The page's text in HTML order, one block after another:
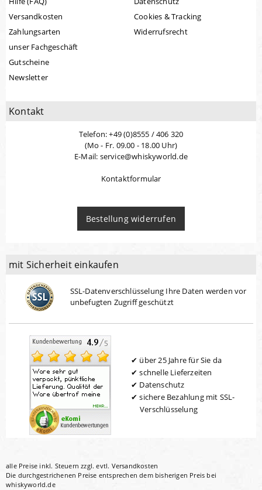
Versandkosten
Zahlungsarten
unser Fachgeschäft
Gutscheine
Newsletter
Cookies & Tracking
Widerrufsrecht
Kontakt
Telefon: +49 (0)8555 / 406 320
(Mo - Fr. 09.00 - 18.00 Uhr)
E-Mail: service@whiskyworld.de
Kontaktformular
Bestellung widerrufen
mit Sicherheit einkaufen
SSL-Datenverschlüsselung Ihre Daten werden vor
unbefugten Zugriff geschützt
über 25 Jahre für Sie da
schnelle Lieferzeiten
Datenschutz
sichere Bezahlung mit SSL-
Verschlüsselung
alle Preise inkl. Steuern zzgl. evtl. Versandkosten
Die durchgestrichenen Preise entsprechen dem bisherigen Preis bei
whiskyworld.de